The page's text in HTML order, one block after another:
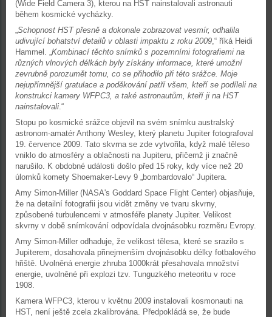
(Wide Field Camera 3), kterou na HST nainstalovali astronauti
během kosmické vycházky.
„Schopnost HST přesně a dokonale zobrazovat vesmír, odhalila
udivující bohatství detailů v oblasti impaktu z roku 2009,“ říká Heidi
Hammel. „Kombinací těchto snímků s pozemními fotografiemi na
různých vlnových délkách byly získány informace, které umožní
zevrubně porozumět tomu, co se přihodilo při této srážce. Moje
nejupřímnější gratulace a poděkování patří všem, kteří se podíleli na
konstrukci kamery WFPC3, a také astronautům, kteří ji na HST
nainstalovali.“
Stopu po kosmické srážce objevil na svém snímku australský
astronom-amatér Anthony Wesley, který planetu Jupiter fotografoval
19. července 2009. Tato skvrna se zde vytvořila, když malé těleso
vniklo do atmosféry a oblačnosti na Jupiteru, přičemž ji značně
narušilo. K obdobné události došlo před 15 roky, kdy více než 20
úlomků komety Shoemaker-Levy 9 „bombardovalo“ Jupitera.
Amy Simon-Miller (NASA's Goddard Space Flight Center) objasňuje,
že na detailní fotografii jsou vidět změny ve tvaru skvrny,
způsobené turbulencemi v atmosféře planety Jupiter. Velikost
skvrny v době snímkování odpovídala dvojnásobku rozměru Evropy.
Amy Simon-Miller odhaduje, že velikost tělesa, které se srazilo s
Jupiterem, dosahovala přinejmenším dvojnásobku délky fotbalového
hřiště. Uvolněná energie zhruba 1000krát přesahovala množství
energie, uvolněné při explozi tzv. Tunguzkého meteoritu v roce
1908.
Kamera WFPC3, kterou v květnu 2009 instalovali kosmonauti na
HST, není ještě zcela zkalibrována. Předpokládá se, že bude